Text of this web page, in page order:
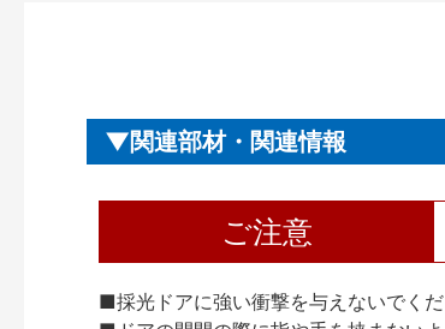
関連部材・関連情報
ご注意
■採光ドアに強い衝撃を与えないでく